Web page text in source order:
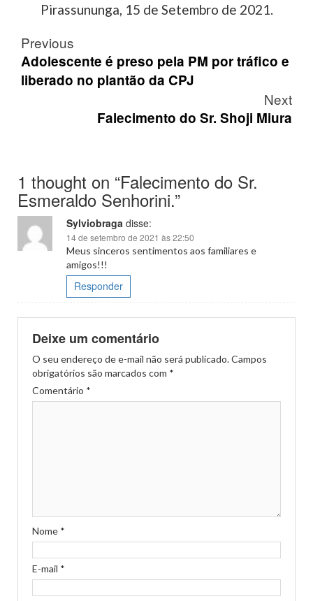
Pirassununga, 15 de Setembro de 2021.
Post
navigation
Previous
Adolescente é preso pela PM por tráfico e
liberado no plantão da CPJ
Next
Falecimento do Sr. Shoji Miura
1 thought on “Falecimento do Sr.
Esmeraldo Senhorini.”
Sylviobraga disse:
14 de setembro de 2021 às 22:50
Meus sinceros sentimentos aos familiares e
amigos!!!
Responder
Deixe um comentário
O seu endereço de e-mail não será publicado.Campos
obrigatórios são marcados com *
Comentário *
Nome *
E-mail *